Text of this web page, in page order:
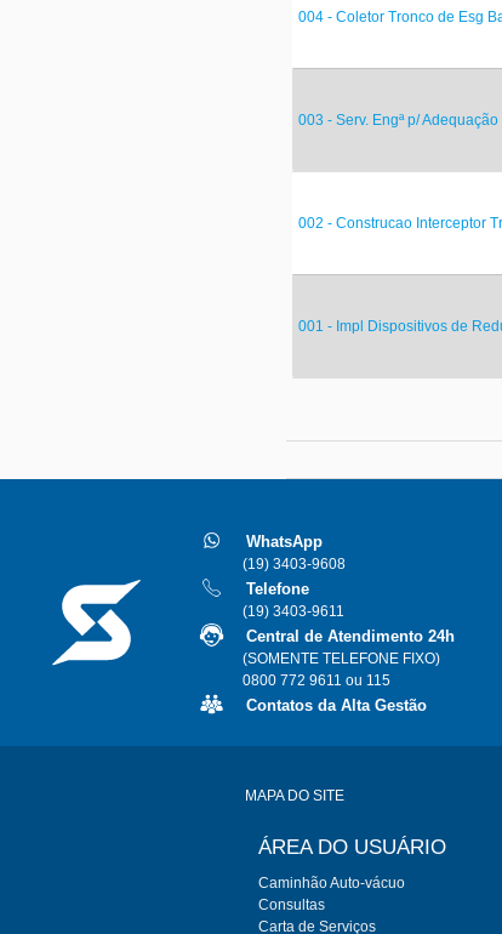
004 - Coletor Tronco de Esg
003 - Serv. Engª p/
002 - Construcao Interceptor
001 - Impl Dispositivos de
WhatsApp
(19) 3403-9608
Telefone
(19) 3403-9611
Central de Atendimento 24h
(SOMENTE TELEFONE FIXO)
0800 772 9611 ou 115
Contatos da Alta Gestão
MAPA DO SITE
ÁREA DO USUÁRIO
Caminhão Auto-vácuo
Consultas
Carta de Serviços